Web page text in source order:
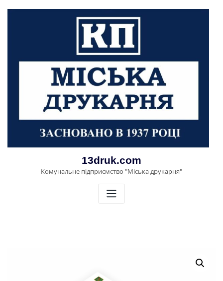
13druk.com
Комунальне підприємство "Міська друкарня"